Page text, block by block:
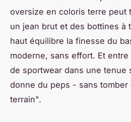
oversize en coloris terre peut
un jean brut et des bottines à
haut équilibre la finesse du
moderne, sans effort. Et
de sportwear dans une tenue
donne du peps - sans
terrain".